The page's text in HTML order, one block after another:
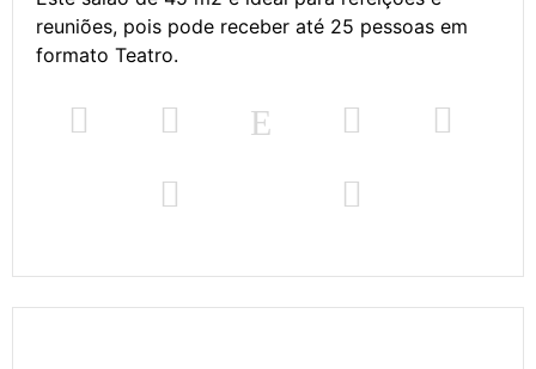
reuniões, pois pode receber até 25 pessoas em
formato Teatro.